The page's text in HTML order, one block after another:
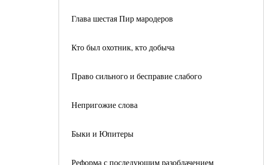
Глава шестая Пир мародеров
Кто был охотник, кто добыча
Право сильного и бесправие слабого
Непригожие слова
Быки и Юпитеры
Реформа с последующим разоблачением